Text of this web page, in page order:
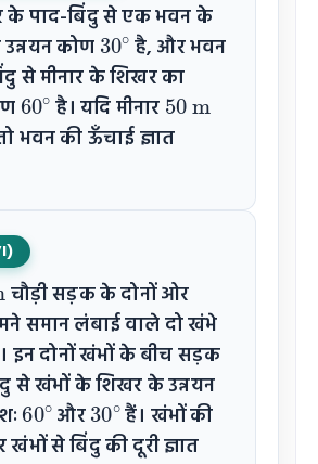
के पाद-बिंदु से एक भवन के
कोण
30∘
है, और भवन
से मीनार के शिखर का
60∘
है। यदि मीनार
50
भवन की ऊँचाई ज्ञात
चौड़ी सड़क के दोनों ओर
समान लंबाई वाले दो खंभे
इन दोनों खंभों के बीच सड़क
से खंभों के शिखर के उन्नयन
60∘
और
30∘
हैं। खंभों की
से बिंदु की दूरी ज्ञात